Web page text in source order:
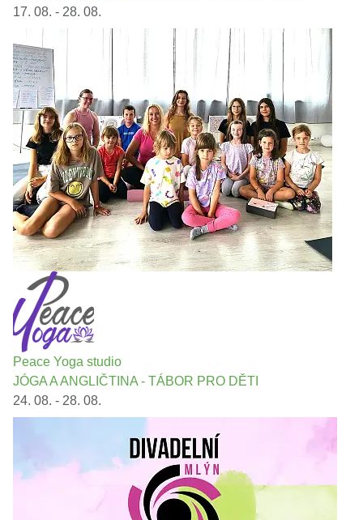
17. 08. - 28. 08.
Peace Yoga studio
JÓGA A ANGLIČTINA - TÁBOR PRO DĚTI
24. 08. - 28. 08.